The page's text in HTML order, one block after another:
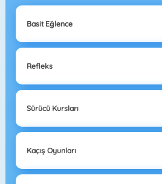
Basit Eğlence
Refleks
Sürücü Kursları
Kaçış Oyunları